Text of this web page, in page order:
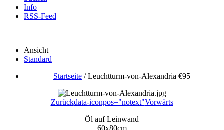
Info
RSS-Feed
Ansicht
Standard
Startseite /Leuchtturm-von-Alexandria €95
Zurückdata-iconpos="notext"Vorwärts
Öl auf Leinwand
60x80cm